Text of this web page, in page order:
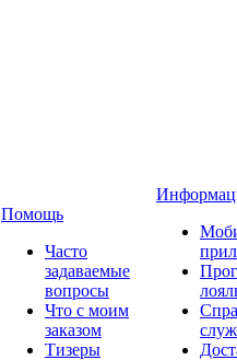
Помощь
Часто
задаваемые
вопросы
Что с моим
заказом
Тизеры